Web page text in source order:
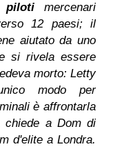
piloti mercenari
12 paesi; il
aiutato da uno
si rivela essere
morto: Letty
modo per
è affrontarla
chiede a Dom di
d'elite a Londra.